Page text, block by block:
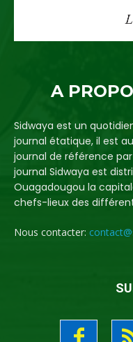
A
Sidwaya est un
journal étatique, il est
journal de référence
journal Sidwaya est
Ouagadougou la
chefs-lieux des
Nous contacter: